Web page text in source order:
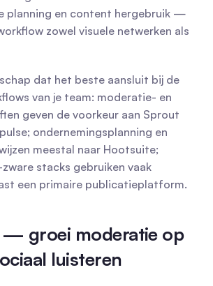
planning en content hergebruik —
zowel visuele netwerken als
dat het beste aansluit bij de
van je team: moderatie- en
geven de voorkeur aan Sprout
ondernemingsplanning en
meestal naar Hootsuite;
stacks gebruiken vaak
een primaire publicatieplatform.
— groei moderatie op
luisteren